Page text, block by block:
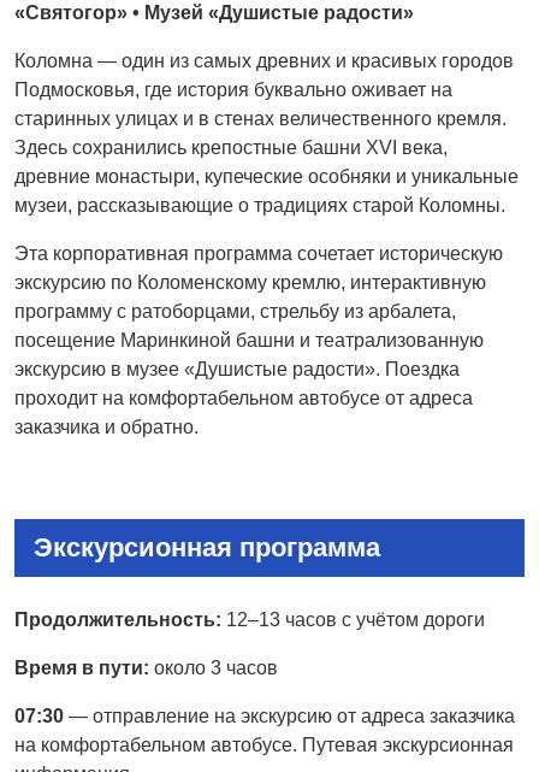
«Святогор» • Музей «Душистые радости»
Коломна — один из самых древних и красивых городов
Подмосковья, где история буквально оживает на
старинных улицах и в стенах величественного кремля.
Здесь сохранились крепостные башни XVI века,
древние монастыри, купеческие особняки и уникальные
музеи, рассказывающие о традициях старой Коломны.
Эта корпоративная программа сочетает историческую
экскурсию по Коломенскому кремлю, интерактивную
программу с ратоборцами, стрельбу из арбалета,
посещение Маринкиной башни и театрализованную
экскурсию в музее «Душистые радости». Поездка
проходит на комфортабельном автобусе от адреса
заказчика и обратно.
Экскурсионная программа
Продолжительность: 12–13 часов с учётом дороги
Время в пути: около 3 часов
07:30 — отправление на экскурсию от адреса заказчика
на комфортабельном автобусе. Путевая экскурсионная